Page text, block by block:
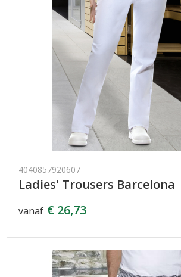
4040857920607
Ladies' Trousers Barcelona
vanaf € 26,73